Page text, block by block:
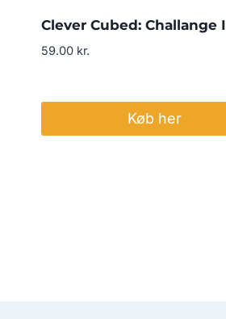
Clever Cubed: Challange I
59.00 kr.
Køb her